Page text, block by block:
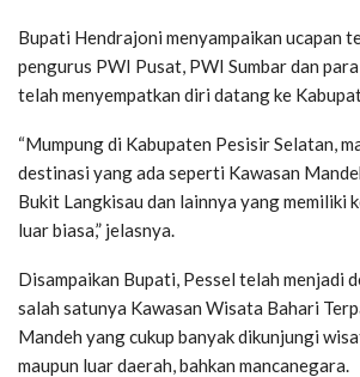
Bupati Hendrajoni menyampaikan ucapan
pengurus PWI Pusat, PWI Sumbar dan
telah menyempatkan diri datang ke
“Mumpung di Kabupaten Pesisir Selatan,
destinasi yang ada seperti Kawasan
Bukit Langkisau dan lainnya yang memiliki
luar biasa,” jelasnya.
Disampaikan Bupati, Pessel telah menjadi
salah satunya Kawasan Wisata Bahari
Mandeh yang cukup banyak dikunjungi
maupun luar daerah, bahkan mancanegara.